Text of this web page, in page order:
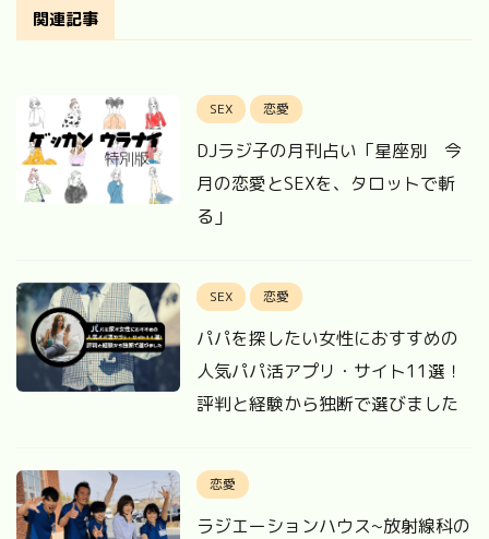
関連記事
SEX 恋愛
DJラジ子の月刊占い「星座別 今
月の恋愛とSEXを、タロットで斬
る」
SEX 恋愛
パパを探したい女性におすすめの
人気パパ活アプリ・サイト11選！
評判と経験から独断で選びました
恋愛
ラジエーションハウス~放射線科の